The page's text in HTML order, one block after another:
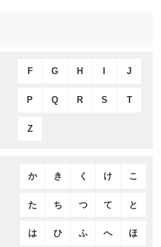
F G H J
P Q R S T
Z
か き く け こ
た ち つ て と
は ひ ふ へ ほ